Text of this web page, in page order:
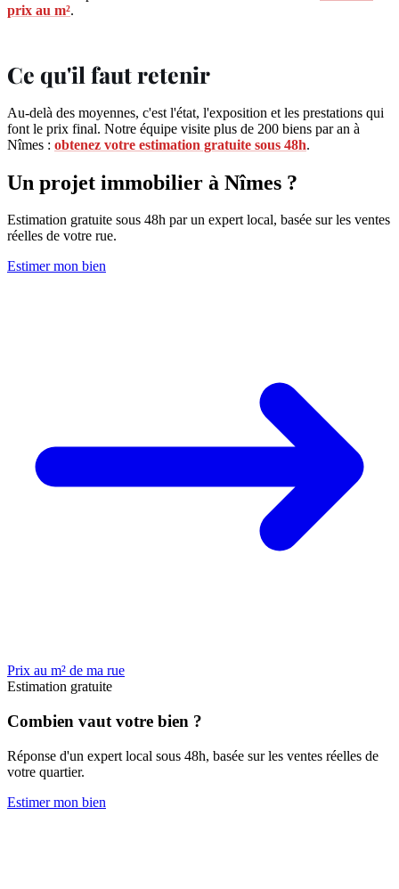
prix au m².
Ce qu'il faut retenir
Au-delà des moyennes, c'est l'état, l'exposition et les prestations qui
font le prix final. Notre équipe visite plus de 200 biens par an à
Nîmes : obtenez votre estimation gratuite sous 48h.
Un projet immobilier à Nîmes ?
Estimation gratuite sous 48h par un expert local, basée sur les ventes
réelles de votre rue.
Estimer mon bien
Prix au m² de ma rue
Estimation gratuite
Combien vaut votre bien ?
Réponse d'un expert local sous 48h, basée sur les ventes réelles de
votre quartier.
Estimer mon bien